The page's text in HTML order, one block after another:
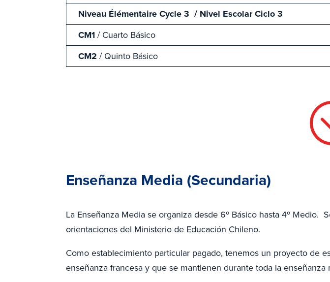
Niveau Élémentaire Cycle 3 / Nivel Escolar Ciclo 3
CM1/ Cuarto Básico
CM2 / Quinto Básico
Enseñanza Media (Secundaria)
La Enseñanza Media se organiza desde 6º Básico hasta 4º
orientaciones del Ministerio de Educación Chileno.
Como establecimiento particular pagado, tenemos un proyecto de
enseñanza francesa y que se mantienen durante toda la enseñanza